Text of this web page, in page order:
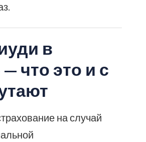
в
что это и с
на случай